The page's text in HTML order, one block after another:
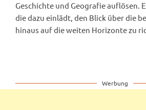
Geschichte und Geografie auflösen.
die dazu einlädt, den Blick über die
hinaus auf die weiten Horizonte zu
Werbung